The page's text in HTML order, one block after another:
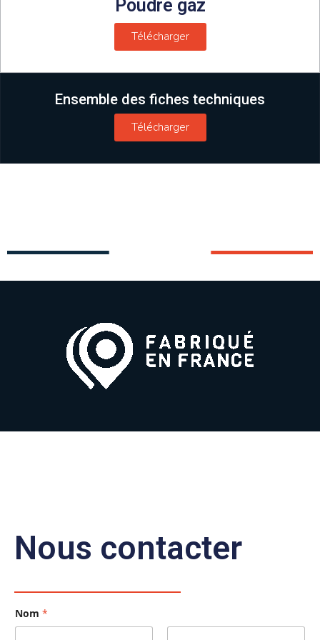
Poudre gaz
Télécharger
Ensemble des fiches techniques
Télécharger
Nous contacter
Nom *